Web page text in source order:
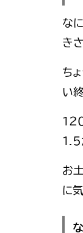
な
き
ち
い
１
1.5
お
に